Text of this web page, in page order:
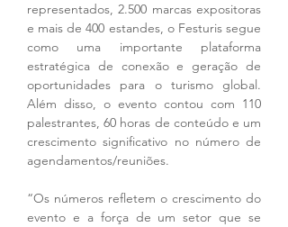
representados, 2.500 marcas expositoras
e mais de 400 estandes, o Festuris segue
como uma importante plataforma
estratégica de conexão e geração de
oportunidades para o turismo global.
Além disso, o evento contou com 110
palestrantes, 60 horas de conteúdo e um
crescimento significativo no número de
agendamentos/reuniões.
“Os números refletem o crescimento do
evento e a força de um setor que se